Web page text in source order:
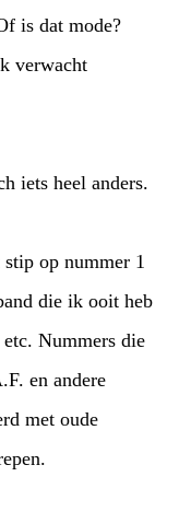
is dat mode?
verwacht
krijg je van P.U.F.F. toch iets heel anders.
op nummer 1
die ik ooit heb
Nummers die
en andere
met oude